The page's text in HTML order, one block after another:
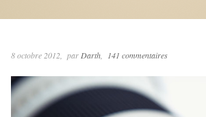
8 octobre 2012 parDarth 141 commentaires